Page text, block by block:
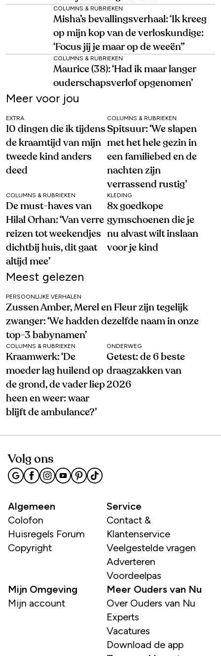
COLUMNS & RUBRIEKEN
Misha’s bevallingsverhaal: ‘Ik kreeg
op mijn kop van de verloskundige:
‘Focus jij je maar op de weeën’’
COLUMNS & RUBRIEKEN
Maurice (38): ‘Had ik maar langer
ouderschapsverlof opgenomen’
Meer voor jou
EXTRA
10 dingen die ik tijdens
de kraamtijd van mijn
tweede kind anders
deed
COLUMNS & RUBRIEKEN
Spitsuur: ‘We slapen
met het hele gezin in
een familiebed en de
nachten zijn
verrassend rustig’
COLUMNS & RUBRIEKEN
De must-haves van
Hilal Orhan: ‘Van verre
reizen tot weekendjes
dichtbij huis, dit gaat
altijd mee’
KLEDING
8x goedkope
gymschoenen die je
nu alvast wilt inslaan
voor je kind
Meest gelezen
PERSOONLIJKE VERHALEN
Zussen Amber, Merel en Fleur zijn tegelijk
zwanger: ‘We hadden dezelfde naam in onze
top-3 babynamen’
COLUMNS & RUBRIEKEN
Kraamwerk: ‘De
moeder lag huilend op
de grond, de vader liep
heen en weer: waar
blijft de ambulance?’
ONDERWEG
Getest: de 6 beste
draagzakken van
2026
Volg ons
Algemeen
Colofon
Huisregels Forum
Copyright
Service
Contact &
Klantenservice
Veelgestelde vragen
Adverteren
Voordeelpas
Mijn Omgeving
Mijn account
Meer Ouders van Nu
Over Ouders van Nu
Experts
Vacatures
Download de app